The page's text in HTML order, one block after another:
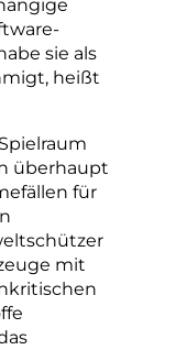
sie als
heißt
überhaupt
für
mit